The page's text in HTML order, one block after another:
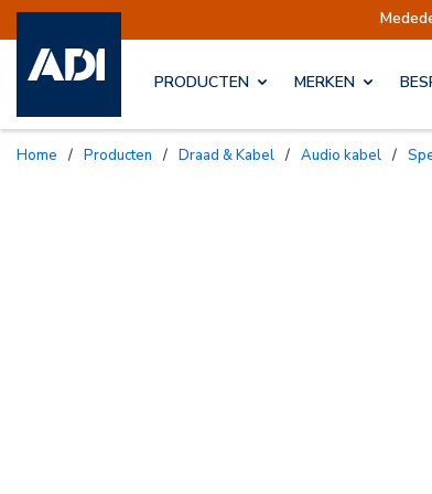
Mededeling |
PRODUCTEN MERKEN
Home / Producten / Draad & Kabel / Audio kabel /